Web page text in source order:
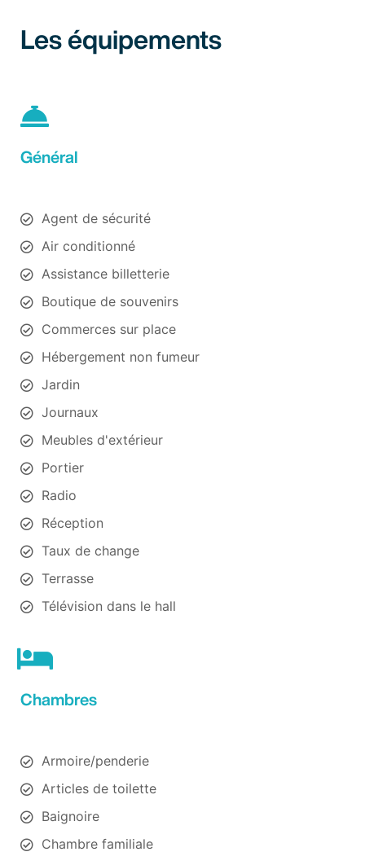
Les équipements
Général
Agent de sécurité
Air conditionné
Assistance billetterie
Boutique de souvenirs
Commerces sur place
Hébergement non fumeur
Jardin
Journaux
Meubles d'extérieur
Portier
Radio
Réception
Taux de change
Terrasse
Télévision dans le hall
Chambres
Armoire/penderie
Articles de toilette
Baignoire
Chambre familiale